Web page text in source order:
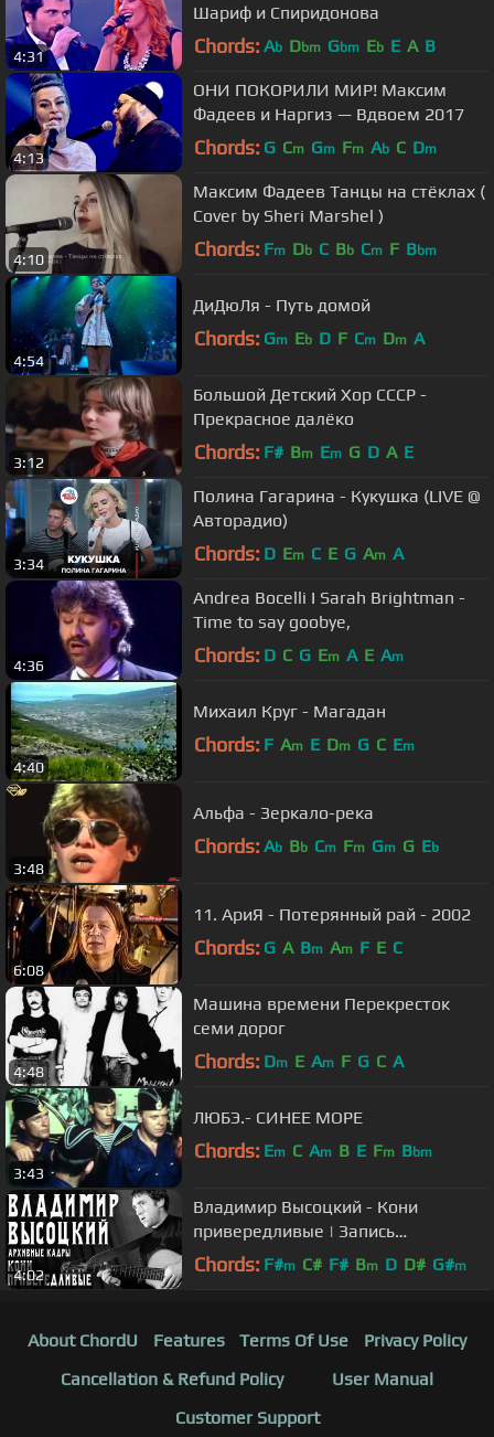
4:31
Шариф и Спиридонова
Chords: Ab Dbm Gbm Eb E A B
4:13
ОНИ ПОКОРИЛИ МИР! Максим
Фадеев и Наргиз — Вдвоем 2017
Chords: G Cm Gm Fm Ab C Dm
4:10
Максим Фадеев Танцы на стёклах (
Cover by Sheri Marshel )
Chords: Fm Db C Bb Cm F Bbm
4:54
ДиДюЛя - Путь домой
Chords: Gm Eb D F Cm Dm A
3:12
Большой Детский Хор СССР -
Прекрасное далёко
Chords: F# Bm Em G D A E
3:34
Полина Гагарина - Кукушка (LIVE @
Авторадио)
Chords: D Em C E G Am A
4:36
Andrea Bocelli I Sarah Brightman -
Time to say goobye,
Chords: D C G Em A E Am
4:40
Михаил Круг - Магадан
Chords: F Am E Dm G C Em
3:48
Альфа - Зеркало-река
Chords: Ab Bb Cm Fm Gm G Eb
6:08
11. АриЯ - Потерянный рай - 2002
Chords: G A Bm Am F E C
4:48
Машина времени Перекресток
семи дорог
Chords: Dm E Am F G C A
3:43
ЛЮБЭ.- СИНЕЕ МОРЕ
Chords: Em C Am B E Fm Bbm
4:02
Владимир Высоцкий - Кони
привередливые | Запись
выступления
Chords: F#m C# F# Bm D D# G#m
About ChordU Features Terms Of Use
Privacy Policy
Cancellation & Refund Policy
User Manual
Customer Support